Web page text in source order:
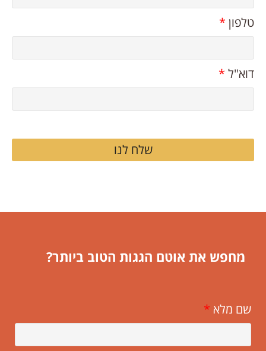
טלפון *
דוא"ל *
שלח לנו
מחפש את אוטם הגגות הטוב ביותר?
שם מלא *